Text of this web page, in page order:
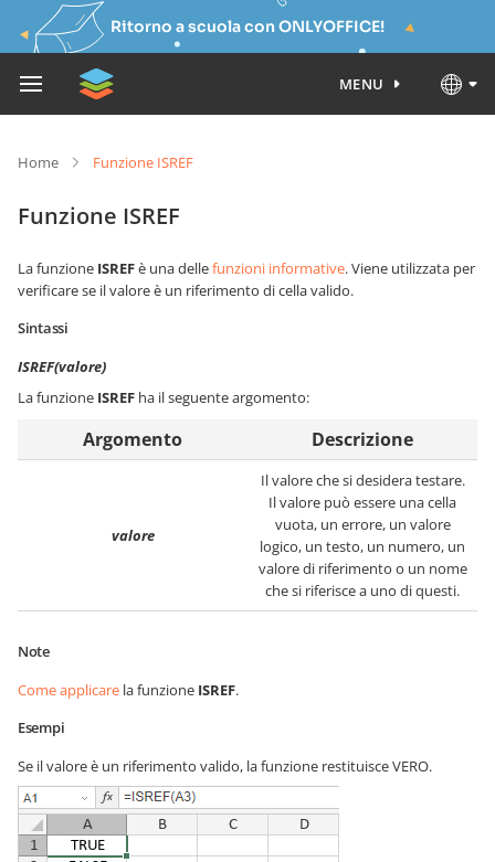
Ritorno a scuola con ONLYOFFICE!
MENU
Home Funzione ISREF
Funzione ISREF
La funzione ISREFè una dellefunzioni informative. Viene utilizzata per
verificare se il valore è un riferimento di cella valido.
Sintassi
ISREF(valore)
La funzione ISREF ha il seguente argomento:
Argomento Descrizione
valore
Il valore che si desidera testare.
Il valore può essere una cella
vuota, un errore, un valore
logico, un testo, un numero, un
valore di riferimento o un nome
che si riferisce a uno di questi.
Note
Come applicare la funzione ISREF.
Esempi
Se il valore è un riferimento valido, la funzione restituisce VERO.